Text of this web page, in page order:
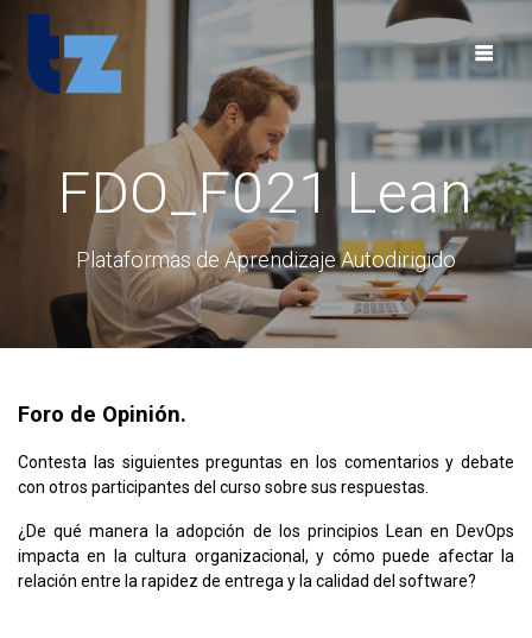
content
FDO_F021 Lean
Plataformas de Aprendizaje Autodirigido
Foro de Opinión.
Contesta las siguientes preguntas en los comentarios y debate
con otros participantes del curso sobre sus respuestas.
¿De qué manera la adopción de los principios Lean en DevOps
impacta en la cultura organizacional, y cómo puede afectar la
relación entre la rapidez de entrega y la calidad del software?